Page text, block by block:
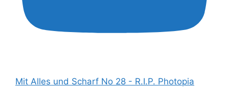
Mit Alles und Scharf No 28 - R.I.P. Photopia